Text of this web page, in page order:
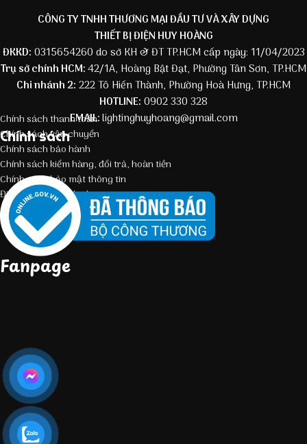
CÔNG TY TNHH THƯƠNG MẠI ĐẦU TƯ VÀ XÂY DỰNG
THIẾT BỊ ĐIỆN HUY HOÀNG
ĐKKD: 0315654260 do sở KH & ĐT TP.HCM cấp ngày: 11/04/2023
Trụ sở chính HCM:42/1A, Hoàng Bật Đạt, Phường Tân Sơn, TP.HCM
Chi nhánh 2: 222 Tô Hiến Thành, Phường Hoà Hưng, TP.HCM
HOTLINE: 0902 330 328
EMAIL:lightinghuyhoang@gmail.com
Chính sách
Chính sách thanh toán
Chính sách vận chuyển
Chính sách bảo hành
Chính sách kiểm hàng, đổi trả, hoàn tiền
Chính sách bảo mật thông tin
Điều kiện giao dịch chung
Fanpage